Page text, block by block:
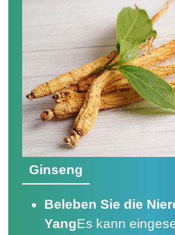
Ginseng
Beleben Sie die
YangEs kann